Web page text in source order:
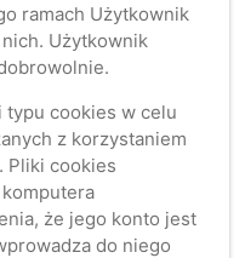
ramach Użytkownik
Użytkownik
cookies w celu
z korzystaniem
Pliki cookies
że jego konto jest
do niego